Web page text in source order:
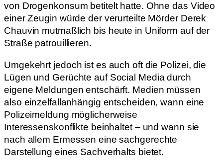
von Drogenkonsum betitelt hatte. Ohne das Video
einer Zeugin würde der verurteilte Mörder Derek
Chauvin mutmaßlich bis heute in Uniform auf der
Straße patrouillieren.
Umgekehrt jedoch ist es auch oft die Polizei, die
Lügen und Gerüchte auf Social Media durch
eigene Meldungen entschärft. Medien müssen
also einzelfallanhängig entscheiden, wann eine
Polizeimeldung möglicherweise
Interessenskonflikte beinhaltet – und wann sie
nach allem Ermessen eine sachgerechte
Darstellung eines Sachverhalts bietet.